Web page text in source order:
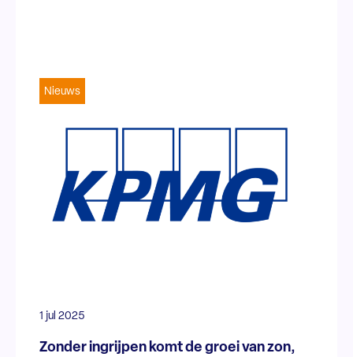
Nieuws
1 jul 2025
Zonder ingrijpen komt de groei van zon,